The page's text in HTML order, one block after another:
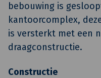
bebouwing is
kantoorcomplex,
is versterkt met een
draagconstructie.
Constructie